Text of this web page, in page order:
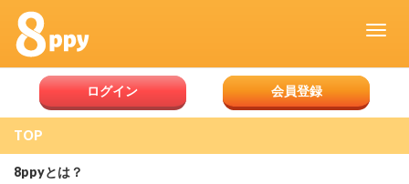
ログイン 会員登録
TOP
8ppyとは？
お問い合わせ
お名前
ふりがな